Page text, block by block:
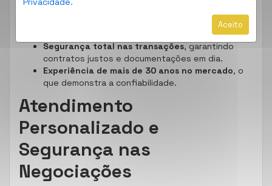
Aceito
, em diferentes
Segurança total nas transações, garantindo
contratos justos e documentações em dia.
Experiência de mais de 30 anos no mercado, o
que demonstra a confiabilidade.
Atendimento
Personalizado e
Segurança nas
Negociações